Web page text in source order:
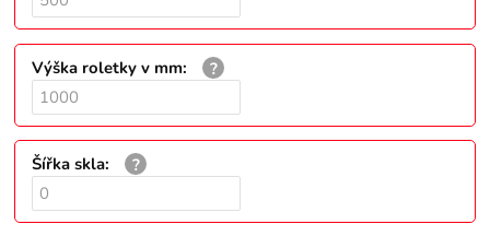
Výška roletky v mm:
Šířka skla: